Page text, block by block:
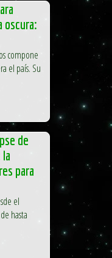
oscura:
compone
el país. Su
de
para
el
hasta